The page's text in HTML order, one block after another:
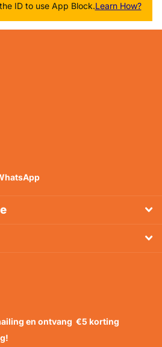
ID to use App Block.Learn How?
en ontvang €5 korting